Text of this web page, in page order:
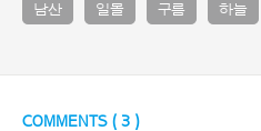
남산 일몰 구름 하늘
COMMENTS ( 3 )